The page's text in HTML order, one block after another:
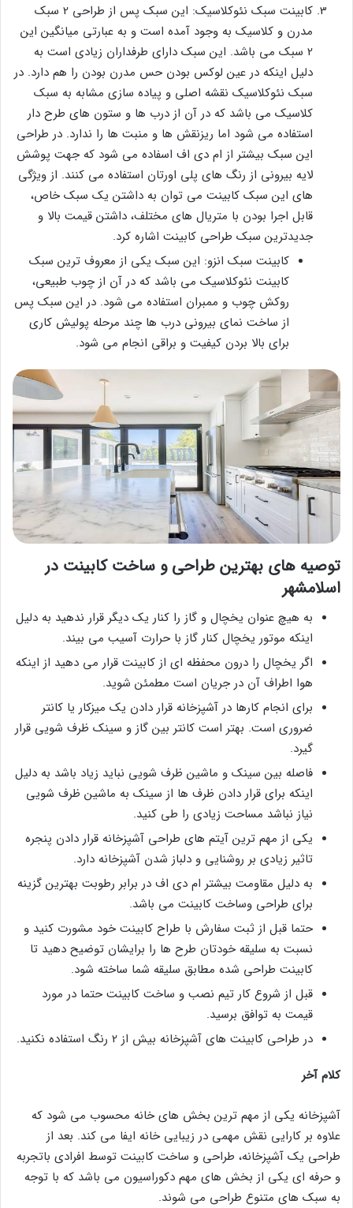
کابینت سبک نئوکلاسیک: این سبک پس از طراحی 2 سبک
مدرن و کلاسیک به وجود آمده است و به عبارتی میانگین این
2 سبک می باشد. این سبک دارای طرفداران زیادی است به
دلیل اینکه در عین لوکس بودن حس مدرن بودن را هم دارد. در
سبک نئوکلاسیک نقشه اصلی و پیاده سازی مشابه به سبک
کلاسیک می باشد که در آن از درب ها و ستون های طرح دار
استفاده می شود اما ریزنقش ها و منبت ها را ندارد. در طراحی
این سبک بیشتر از ام دی اف اسفاده می شود که جهت پوشش
لایه بیرونی از رنگ های پلی اورتان استفاده می کنند. از ویژگی
های این سبک کابینت می توان به داشتن یک سبک خاص،
قابل اجرا بودن با متریال های مختلف، داشتن قیمت بالا و
جدیدترین سبک طراحی کابینت اشاره کرد.
کابینت سبک انزو: این سبک یکی از معروف ترین سبک
کابینت نئوکلاسیک می باشد که در آن از چوب طبیعی،
روکش چوب و ممبران استفاده می شود. در این سبک پس
از ساخت نمای بیرونی درب ها چند مرحله پولیش کاری
برای بالا بردن کیفیت و براقی انجام می شود.
توصیه های بهترین طراحی و ساخت کابینت در
اسلامشهر
به هیچ عنوان یخچال و گاز را کنار یک دیگر قرار ندهید به دلیل
اینکه موتور یخچال کنار گاز با حرارت آسیب می بیند.
اگر یخچال را درون محفظه ای از کابینت قرار می دهید از اینکه
هوا اطراف آن در جریان است مطمئن شوید.
برای انجام کارها در آشپزخانه قرار دادن یک میزکار یا کانتر
ضروری است. بهتر است کانتر بین گاز و سینک ظرف شویی قرار
گیرد.
فاصله بین سینک و ماشین ظرف شویی نباید زیاد باشد به دلیل
اینکه برای قرار دادن ظرف ها از سینک به ماشین ظرف شویی
نیاز نباشد مساحت زیادی را طی کنید.
یکی از مهم ترین آیتم های طراحی آشپزخانه قرار دادن پنجره
تاثیر زیادی بر روشنایی و دلباز شدن آشپزخانه دارد.
به دلیل مقاومت بیشتر ام دی اف در برابر رطوبت بهترین گزینه
برای طراحی وساخت کابینت می باشد.
حتما قبل از ثبت سفارش با طراح کابینت خود مشورت کنید و
نسبت به سلیقه خودتان طرح ها را برایشان توضیح دهید تا
کابینت طراحی شده مطابق سلیقه شما ساخته شود.
قبل از شروع کار تیم نصب و ساخت کابینت حتما در مورد
قیمت به توافق برسید.
در طراحی کابینت های آشپزخانه بیش از 2 رنگ استفاده نکنید.
کلام آخر
آشپزخانه یکی از مهم ترین بخش های خانه محسوب می شود که
علاوه بر کارایی نقش مهمی در زیبایی خانه ایفا می کند. بعد از
طراحی یک آشپزخانه، طراحی و ساخت کابینت توسط افرادی باتجربه
و حرفه ای یکی از بخش های مهم دکوراسیون می باشد که با توجه
به سبک های متنوع طراحی می شوند.